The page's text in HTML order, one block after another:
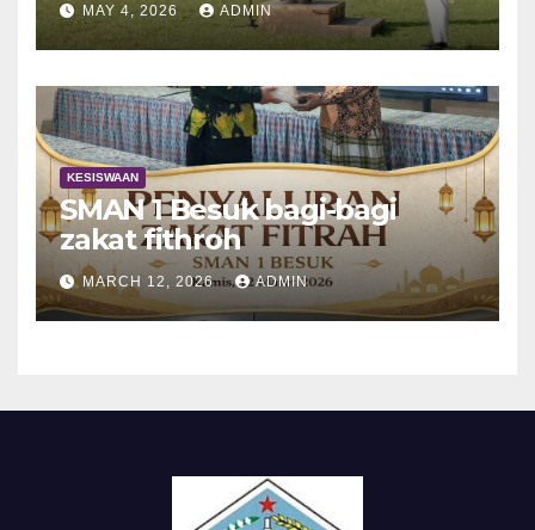
MAY 4, 2026 ADMIN
KESISWAAN
SMAN 1 Besuk bagi-bagi
zakat fithroh
MARCH 12, 2026 ADMIN